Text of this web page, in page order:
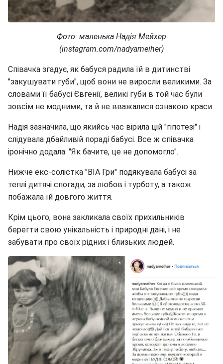
Фото: маленька Надія Мейхер
(instagram.com/nadyameiher)
Співачка згадує, як бабуся радила їй в дитинстві
"закушувати губи", щоб вони не виросли великими. За
словами її бабусі Євгенії, великі губи в той час були
зовсім не модними, та й не вважалися ознакою краси.
Надія зазначила, що якийсь час вірила цій "гіпотезі" і
слідувала дбайливій пораді бабусі. Все ж співачка
іронічно додала: "Як бачите, це не допомогло".
Нижче екс-солістка "ВІА Гри" подякувала бабусі за
теплі дитячі спогади, за любов і турботу, а також
побажала їй довгого життя.
Крім цього, вона закликала своїх прихильників
берегти свою унікальність і природні дані, і не
забувати про своїх рідних і близьких людей.